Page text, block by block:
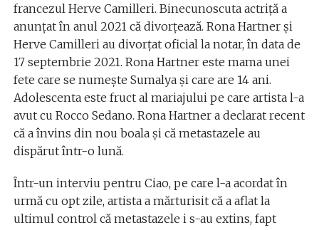
francezul Herve Camilleri. Binecunoscuta actriță a
anunțat în anul 2021 că divorțează. Rona Hartner și
Herve Camilleri au divorțat oficial la notar, în data de
17 septembrie 2021. Rona Hartner este mama unei
fete care se numește Sumalya și care are 14 ani.
Adolescenta este fruct al mariajului pe care artista l-a
avut cu Rocco Sedano. Rona Hartner a declarat recent
că a învins din nou boala și că metastazele au
dispărut într-o lună.
Într-un interviu pentru Ciao, pe care l-a acordat în
urmă cu opt zile, artista a mărturisit că a aflat la
ultimul control că metastazele i s-au extins, fapt